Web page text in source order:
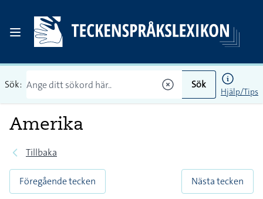
Sök: Sök
Hjälp/Tips
Amerika
Tillbaka
Föregående tecken
Nästa tecken